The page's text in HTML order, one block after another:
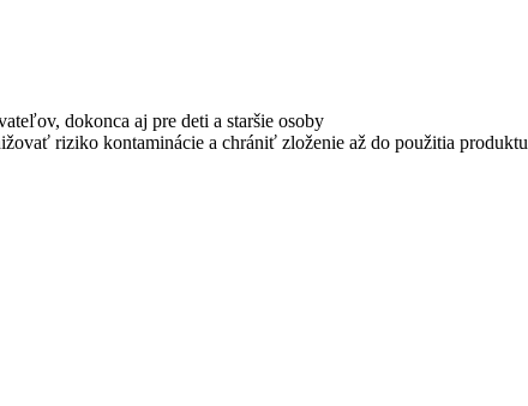
dokonca aj pre deti a staršie osoby
riziko kontaminácie a chrániť zloženie až do použitia produktu